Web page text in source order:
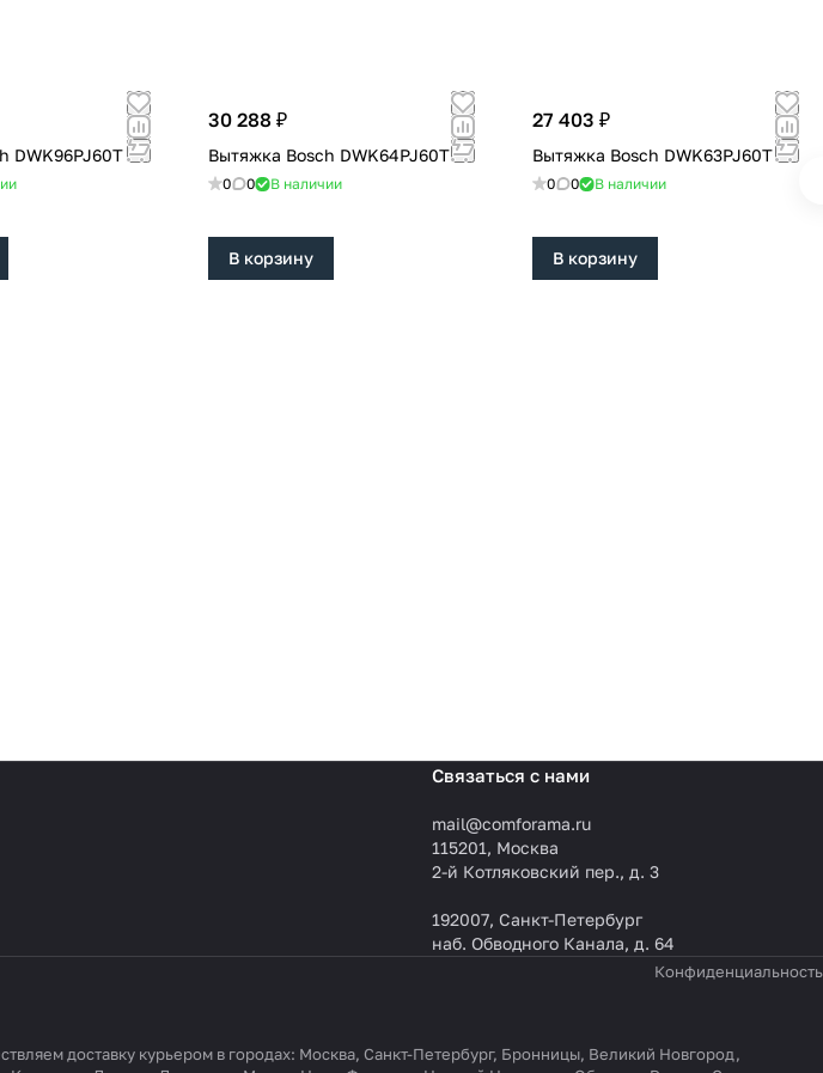
DWK96PJ60T
30 288 ₽
Вытяжка Bosch DWK64PJ60T
0 0 В наличии
В корзину
27 403 ₽
Вытяжка Bosch DWK63PJ60T
0 0 В наличии
В корзину
Связаться с нами
mail@comforama.ru
115201, Москва
2-й Котляковский пер., д. 3
192007, Санкт-Петербург
наб. Обводного Канала, д. 64
Конфиденциальность
доставку курьером в городах: Москва, Санкт-Петербург, Бронницы, Великий Новгород,